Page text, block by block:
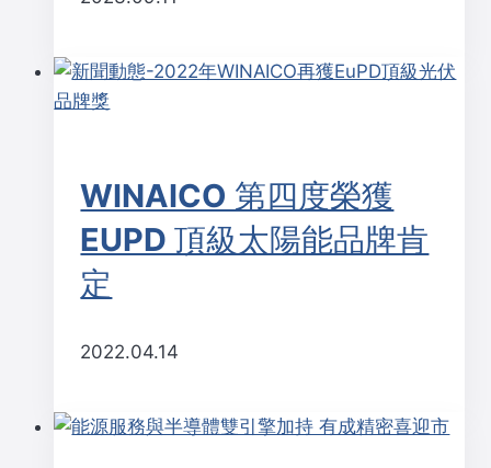
WINAICO 第四度榮獲
EUPD 頂級太陽能品牌肯
定
2022.04.14